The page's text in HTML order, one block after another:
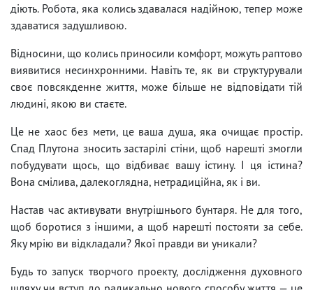
діють. Робота, яка колись здавалася надійною, тепер може
здаватися задушливою.
Відносини, що колись приносили комфорт, можуть раптово
виявитися несинхронними. Навіть те, як ви структурували
своє повсякденне життя, може більше не відповідати тій
людині, якою ви стаєте.
Це не хаос без мети, це ваша душа, яка очищає простір.
Спад Плутона зносить застарілі стіни, щоб нарешті змогли
побудувати щось, що відбиває вашу істину. І ця істина?
Вона смілива, далекоглядна, нетрадиційна, як і ви.
Настав час активувати внутрішнього бунтаря. Не для того,
щоб боротися з іншими, а щоб нарешті постояти за себе.
Яку мрію ви відкладали? Якої правди ви уникали?
Будь то запуск творчого проекту, дослідження духовного